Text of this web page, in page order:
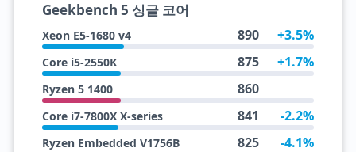
Geekbench 5 싱글 코어
Xeon E5-1680 v4 890 +3.5%
Core i5-2550K 875 +1.7%
Ryzen 5 1400 860
Core i7-7800X X-series 841 -2.2%
Ryzen Embedded V1756B 825 -4.1%